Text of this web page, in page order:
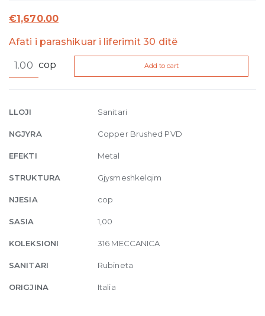
€1,670.00
Afati i parashikuar i liferimit 30 ditë
316
spout
seperate
control
Copper
Brushed
cop Add to cart
LLOJI Sanitari
NGJYRA Copper Brushed PVD
EFEKTI Metal
STRUKTURA Gjysmeshkelqim
NJESIA cop
SASIA 1,00
KOLEKSIONI 316 MECCANICA
SANITARI Rubineta
ORIGJINA Italia